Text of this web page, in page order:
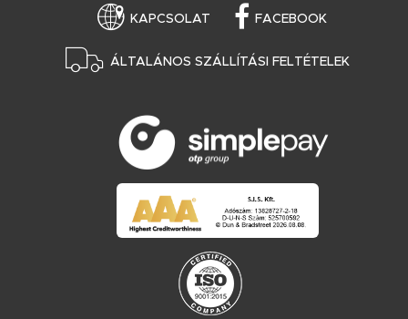
KAPCSOLAT FACEBOOK
ÁLTALÁNOS SZÁLLÍTÁSI FELTÉTELEK